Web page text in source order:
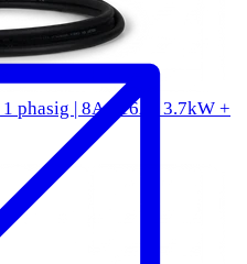
phasig | 8A - 16A | 3.7kW +